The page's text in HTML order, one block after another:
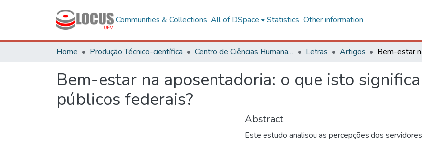
Communities & Collections All of DSpace Statistics Other information
Home Produção Técnico-científica Centro de Ciências Humanas, Letras e Artes Letras Artigos
Bem-estar na aposentadoria: o que isto
públicos federais?
Abstract
Este estudo analisou as percepções dos